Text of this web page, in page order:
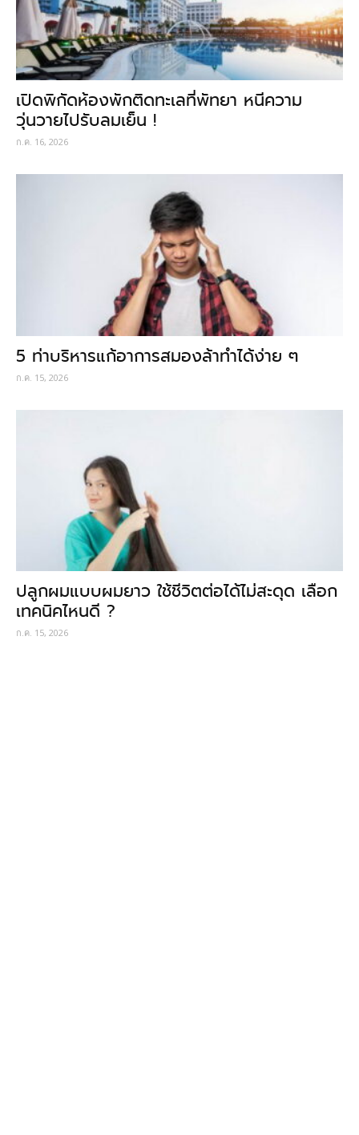
เปิดพิกัดห้องพักติดทะเลที่พัทยา หนีความ
วุ่นวายไปรับลมเย็น !
ก.ค. 16, 2026
5 ท่าบริหารแก้อาการสมองล้าทำได้ง่าย ๆ
ก.ค. 15, 2026
ปลูกผมแบบผมยาว ใช้ชีวิตต่อได้ไม่สะดุด เลือก
เทคนิคไหนดี ?
ก.ค. 15, 2026